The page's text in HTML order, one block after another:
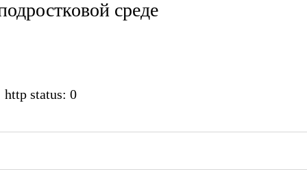
среде
http status: 0